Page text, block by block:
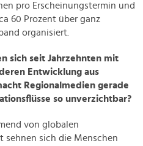
pro Erscheinungstermin und
60 Prozent über ganz
organisiert.
sich seit Jahrzehnten mit
Entwicklung aus
Regionalmedien gerade
so unverzichtbar?
von globalen
sehnen sich die Menschen